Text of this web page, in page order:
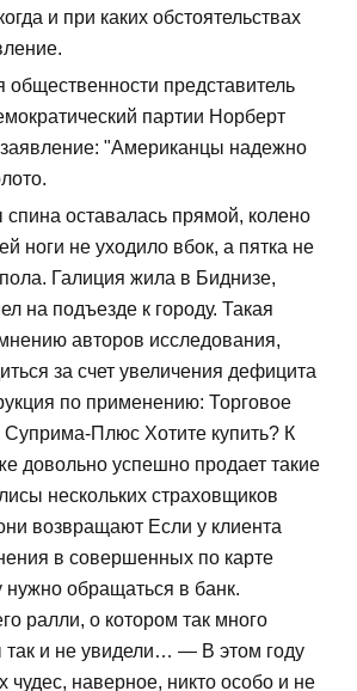
и при каких обстоятельствах
общественности представитель
партии Норберт
"Американцы надежно
оставалась прямой, колено
ноги не уходило вбок, а пятка не
Галиция жила в Биднизе,
на подъезде к городу. Такая
авторов исследования,
за счет увеличения дефицита
по применению: Торговое
Плюс Хотите купить? К
довольно успешно продает такие
нескольких страховщиков
возвращают Если у клиента
в совершенных по карте
нужно обращаться в банк.
ралли, о котором так много
так и не увидели… — В этом году
чудес, наверное, никто особо и не